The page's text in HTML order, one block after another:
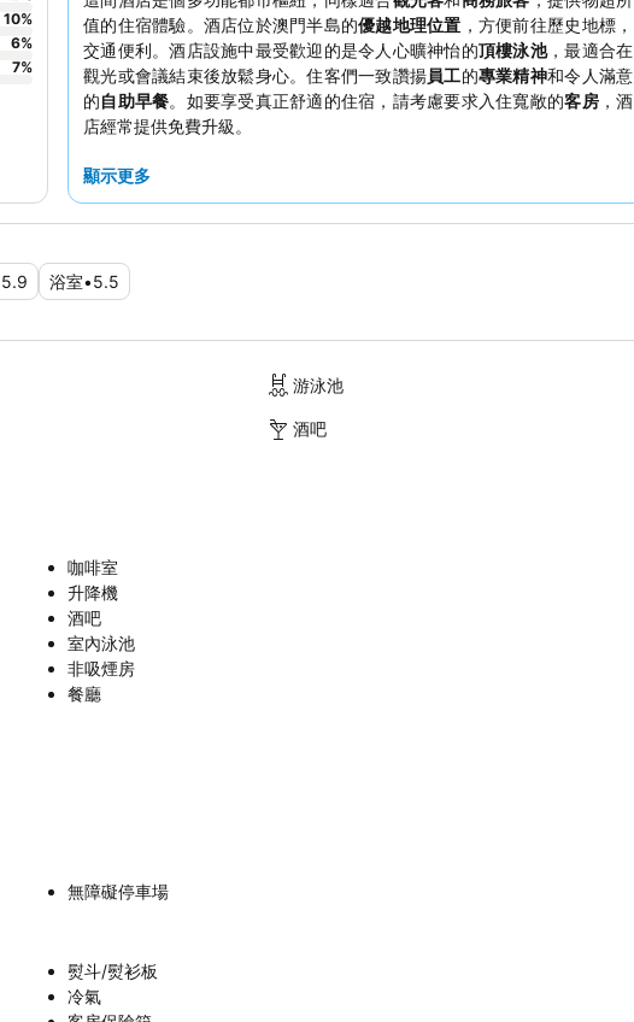
值的住宿體驗。酒店位於澳門半島的優越地理位置 ，方便前往歷史地標，
交通便利。酒店設施中最受歡迎的是令人心曠神怡的頂樓泳池，最適合在
觀光或會議結束後放鬆身心。住客們一致讚揚員工的專業精神和令人滿意
的自助早餐。如要享受真正舒適的住宿，請考慮要求入住寬敞的客房，酒
店經常提供免費升級。
顯示更多
5.9 浴室•5.5
10%
6%
7%
游泳池
酒吧
咖啡室
升降機
酒吧
室內泳池
非吸煙房
餐廳
無障礙停車場
熨斗/熨衫板
冷氣